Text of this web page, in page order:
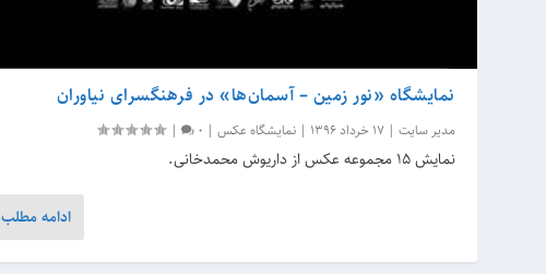
نمایشگاه «نور زمین – آسمان‌ها» در فرهنگسرای نیاوران
مدیر سایت |17 خرداد 1396 |نمایشگاه عکس |
0
|
نمایش ۱۵ مجموعه عکس از داریوش محمدخانی.
ادامه مطلب